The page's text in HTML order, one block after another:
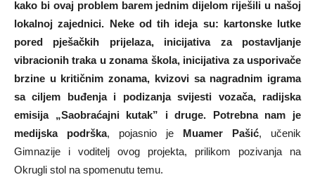
kako bi ovaj problem barem jednim dijelom riješili u našoj
lokalnoj zajednici. Neke od tih ideja su: kartonske lutke
pored pješačkih prijelaza, inicijativa za postavljanje
vibracionih traka u zonama škola, inicijativa za usporivače
brzine u kritičnim zonama, kvizovi sa nagradnim igrama
sa ciljem buđenja i podizanja svijesti vozača, radijska
emisija „Saobraćajni kutak” i druge. Potrebna nam je
medijska podrška, pojasnio je Muamer Pašić, učenik
Gimnazije i voditelj ovog projekta, prilikom pozivanja na
Okrugli stol na spomenutu temu.